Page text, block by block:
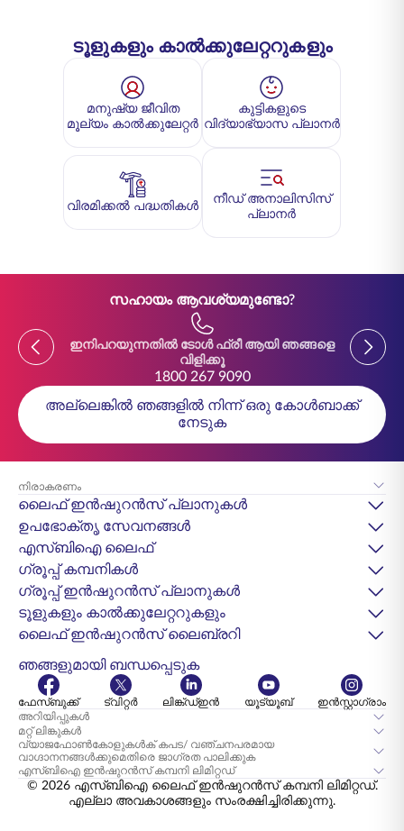
ടൂളുകളും കാൽക്കുലേറ്ററുകളും
മനുഷ്യ ജീവിത
മൂല്യം കാൽക്കുലേറ്റർ
കുട്ടികളുടെ
വിദ്യാഭ്യാസ പ്ലാനർ
വിരമിക്കൽ പദ്ധതികൾ
നീഡ് അനാലിസിസ്
പ്ലാനർ
സഹായം ആവശ്യമുണ്ടോ?
Previousഇനിപറയുന്നതിൽ ടോൾ ഫ്രീ ആയി ഞങ്ങളെ
വിളിക്കൂ
1800 267 9090
Previous
അല്ലെങ്കിൽ ഞങ്ങളിൽ നിന്ന് ഒരു കോൾബാക്ക്
നേടുക
നിരാകരണം
ലൈഫ് ഇൻഷുറൻസ് പ്ലാനുകൾ
ഉപഭോക്തൃ സേവനങ്ങൾ
എസ്‌ബിഐ ലൈഫ്
ഗ്രൂപ്പ് കമ്പനികൾ
ഗ്രൂപ്പ് ഇൻഷുറൻസ് പ്ലാനുകൾ
ടൂളുകളും കാൽക്കുലേറ്ററുകളും
ലൈഫ് ഇൻഷുറൻസ് ലൈബ്രറി
ഞങ്ങളുമായി ബന്ധപ്പെടുക
ഫേസ്ബുക്ക് ട്വിറ്റർ ലിങ്ക്ഡ്ഇൻ യൂട്യൂബ്
ഇൻസ്റ്റാഗ്രാം
അറിയിപ്പുകൾ
മറ്റ് ലിങ്കുകൾ
വ്യാജഫോൺകോളുകൾക് കപട/ വഞ്ചനപരമായ
വാഗ്ദാനനങ്ങൾക്കുമെതിരെ ജാഗ്രത പാലിക്കുക
എസ്‌ബി‌ഐ ഇൻഷുറൻസ് കമ്പനി ലിമിറ്റഡ്
© 2026 എസ്‌ബിഐ ലൈഫ് ഇൻഷുറൻസ് കമ്പനി ലിമിറ്റഡ്.
എല്ലാ അവകാശങ്ങളും സംരക്ഷിച്ചിരിക്കുന്നു.